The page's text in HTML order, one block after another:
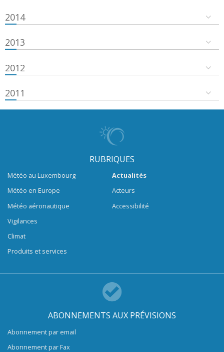
2014
2013
2012
2011
RUBRIQUES
Météo au Luxembourg
Météo en Europe
Météo aéronautique
Vigilances
Climat
Produits et services
Actualités
Acteurs
Accessibilité
ABONNEMENTS AUX PRÉVISIONS
Abonnement par email
Abonnement par Fax